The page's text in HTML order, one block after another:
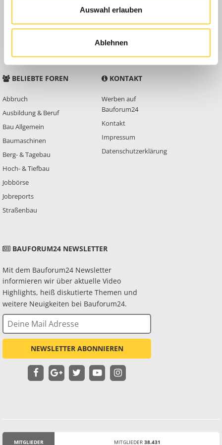
Auswahl erlauben
Ablehnen
Anleitungen
FAQ
Community Regeln
BELIEBTE FOREN
Abbruch
Ausbildung & Beruf
Bau Allgemein
Baumaschinen
Berg- & Tagebau
Hoch- & Tiefbau
Jobbörse
Jobreports
Straßenbau
KONTAKT
Werben auf
Bauforum24
Kontakt
Impressum
Datenschutzerklärung
BAUFORUM24 NEWSLETTER
Mit dem Bauforum24 Newsletter
informieren wir über aktuelle Video
Highlights, heiß diskutierte Themen und
weitere Neuigkeiten bei Bauforum24.
NEWSLETTER ABONNIEREN
MITGLIEDER MITGLIEDER 38.431